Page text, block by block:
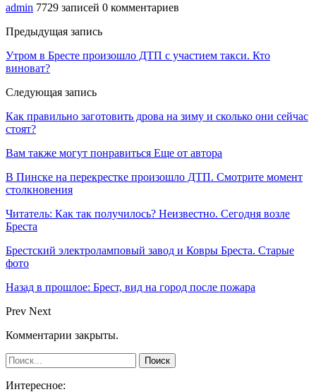
admin 7729 записей 0 комментариев
Предыдущая запись
Утром в Бресте произошло ДТП с участием такси. Кто
виноват?
Следующая запись
Как правильно заготовить дрова на зиму и сколько они сейчас
стоят?
Вам также могут понравиться Еще от автора
В Пинске на перекрестке произошло ДТП. Смотрите момент
столкновения
Читатель: Как так получилось? Неизвестно. Сегодня возле
Бреста
Брестский электроламповый завод и Ковры Бреста. Старые
фото
Назад в прошлое: Брест, вид на город после пожара
Prev Next
Комментарии закрыты.
Интересное: